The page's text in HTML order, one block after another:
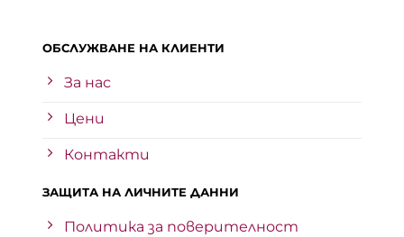
ОБСЛУЖВАНЕ НА КЛИЕНТИ
За нас
Цени
Контакти
ЗАЩИТА НА ЛИЧНИТЕ ДАННИ
Политика за поверителност